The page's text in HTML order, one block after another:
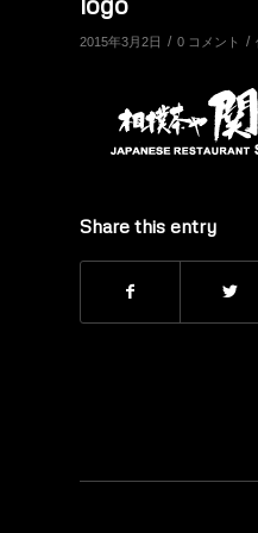
2015年3月2日 / 0 コメント /
Share this entry